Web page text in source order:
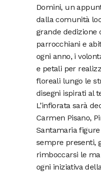
Domini, un
dalla comunità
grande dedizione
parrocchiani e
ogni anno, i
e petali per
floreali lungo le
disegni ispirati al
L’infiorata sarà
Carmen Pisano,
Santamaria
sempre presenti,
rimboccarsi le
ogni iniziativa